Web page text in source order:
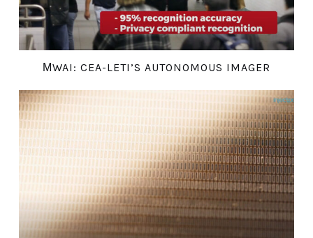
ΜWAI: CEA-LETI’S AUTONOMOUS IMAGER